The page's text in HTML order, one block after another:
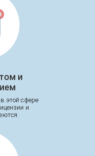
и
этой сфере
и